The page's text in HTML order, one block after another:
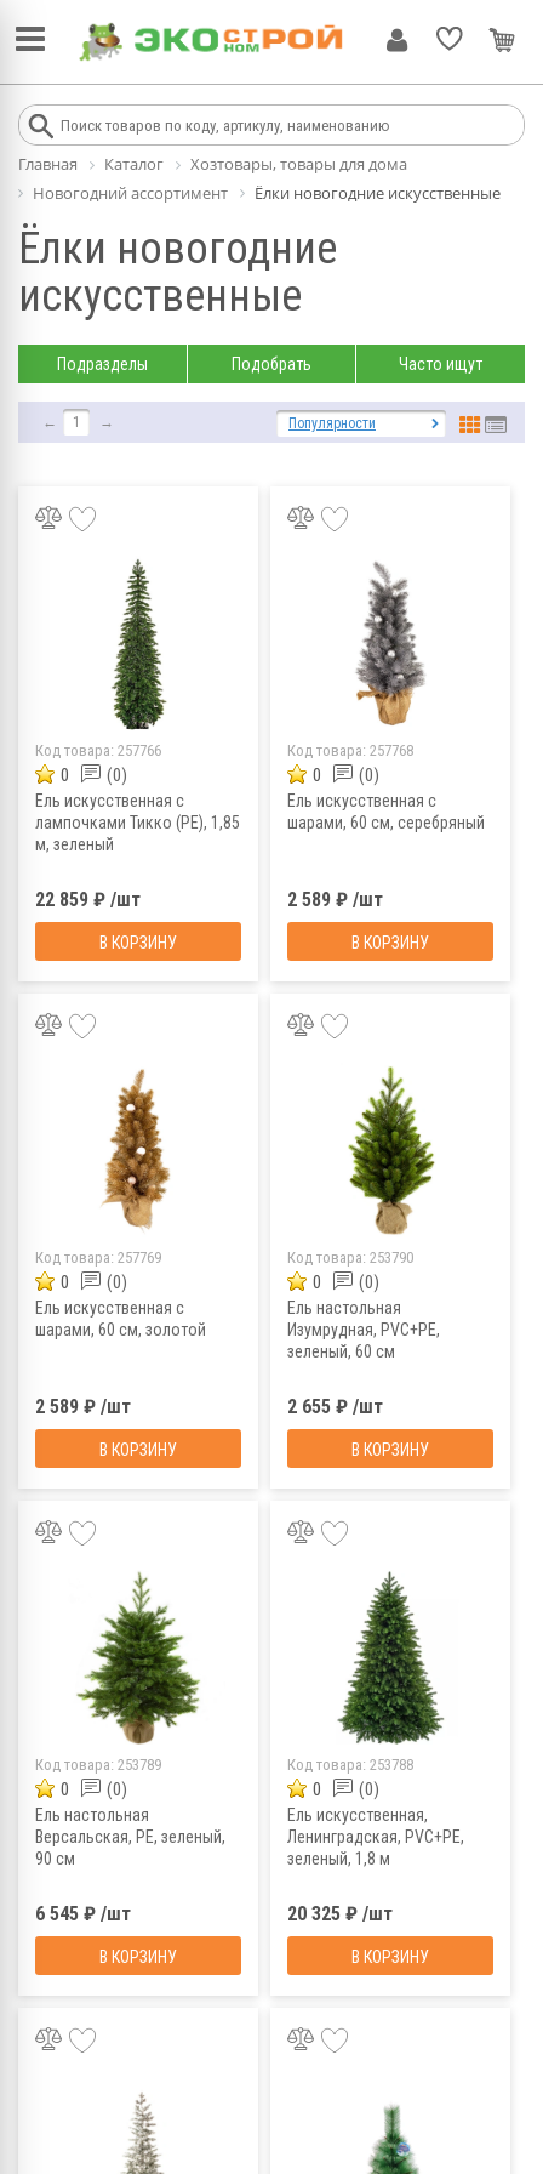
Главная Каталог
Хозтовары, товары для дома
Новогодний ассортимент
Ёлки новогодние искусственные
Ёлки новогодние
искусственные
Подразделы Подобрать Часто ищут
← 1 → Популярности
Код товара: 257766
0 (0)
Ель искусственная с
лампочками Тикко (PE), 1,85
м, зеленый
22 859 ₽ /шт
В КОРЗИНУ
Код товара: 257768
0 (0)
Ель искусственная с
шарами, 60 см, серебряный
2 589 ₽ /шт
В КОРЗИНУ
Код товара: 257769
0 (0)
Ель искусственная с
шарами, 60 см, золотой
2 589 ₽ /шт
В КОРЗИНУ
Код товара: 253790
0 (0)
Ель настольная
Изумрудная, PVC+РЕ,
зеленый, 60 см
2 655 ₽ /шт
В КОРЗИНУ
Код товара: 253789
0 (0)
Ель настольная
Версальская, РЕ, зеленый,
90 см
6 545 ₽ /шт
В КОРЗИНУ
Код товара: 253788
0 (0)
Ель искусственная,
Ленинградская, PVC+PE,
зеленый, 1,8 м
20 325 ₽ /шт
В КОРЗИНУ